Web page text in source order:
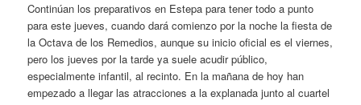
Continúan los preparativos en Estepa para tener todo a punto
para este jueves, cuando dará comienzo por la noche la fiesta de
la Octava de los Remedios, aunque su inicio oficial es el viernes,
pero los jueves por la tarde ya suele acudir público,
especialmente infantil, al recinto. En la mañana de hoy han
empezado a llegar las atracciones a la explanada junto al cuartel